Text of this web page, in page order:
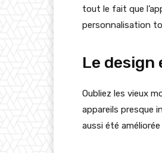
tout le fait que
personnalisation
Le
Oubliez les vieux
appareils presque
aussi été